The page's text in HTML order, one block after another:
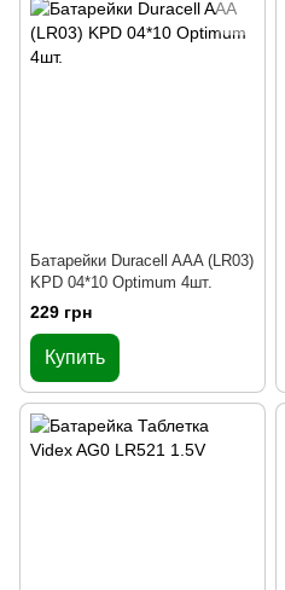
Батарейки Duracell AAA (LR03)
KPD 04*10 Optimum 4шт.
229 грн
Купить